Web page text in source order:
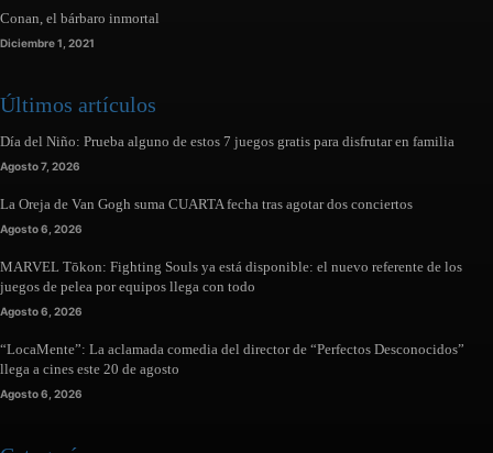
Conan, el bárbaro inmortal
Diciembre 1, 2021
Últimos artículos
Día del Niño: Prueba alguno de estos 7 juegos gratis para disfrutar en familia
Agosto 7, 2026
La Oreja de Van Gogh suma CUARTA fecha tras agotar dos conciertos
Agosto 6, 2026
MARVEL Tōkon: Fighting Souls ya está disponible: el nuevo referente de los
juegos de pelea por equipos llega con todo
Agosto 6, 2026
“LocaMente”: La aclamada comedia del director de “Perfectos Desconocidos”
llega a cines este 20 de agosto
Agosto 6, 2026